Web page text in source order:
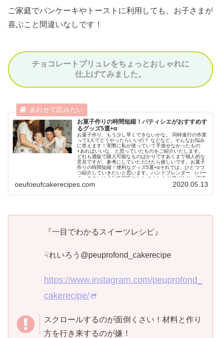
ご家庭でパンケーキやトーストに利用しても、お子さまが
喜ぶこと間違いなしです！
チョコレートブリュレをちょっとおしゃれに
仕上げてみました。
お菓子作りの時間短縮！パティシエがおすすめす
るグッズ5選+α
お菓子作り、もう少し早くできないかな。 同時進行の作業
って1人でどうやったらいいの？ などなど。そんなお悩み
に答えます！実際に私が使っていて手放せなかったもの
+あればいいな、と思っていたものをご紹介いたします。
どれも通販で購入可能なものばかりですあくまで個人的な
意見ですが、参考にしていただけたら嬉しいです。お菓子
作りの時間短縮！便利なグッズ5選+αそれでは、ひとつづ
つ紹介していきたいと思います。ハンドブレンダー （バー
ミックス）は 1台で何役にも！ つぶしたり混ぜたり、泡立
てたり……あらゆる作業で使用することが多い「ハンドブ
ん上がりました。使用頻度が高かったのは、ガナッシュ作
ちですよね。...
oeufoeufcakerecipes.com 2020.05.13
『一目でわかるスイーツレシピ』
☟れいろう@peuprofond_cakerecipe
https://www.instagram.com/peuprofond_
cakerecipe/
スクロールするのが面倒くさい！材料と作り
方を行き来するのが嫌！